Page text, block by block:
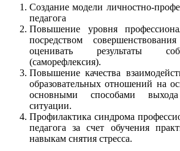
Создание модели личностно-
педагога
Повышение уровня
посредством
оценивать результаты
(саморефлексия).
Повышение качества
образовательных отношений на
основными способами
ситуации.
Профилактика синдрома
педагога за счет обучения
навыкам снятия стресса.